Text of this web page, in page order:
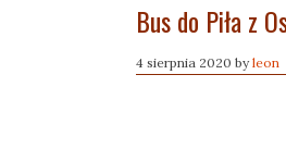
Bus do Piła z
4 sierpnia 2020 byleon